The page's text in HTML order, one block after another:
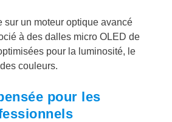
sur un moteur optique avancé
à des dalles micro OLED de
pour la luminosité, le
couleurs.
pour les